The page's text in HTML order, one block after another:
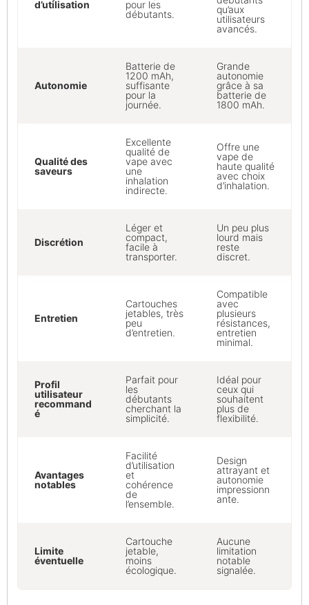
d’utilisation
pour les
débutants.
qu’aux
utilisateurs
avancés.
Autonomie
Batterie de
1200 mAh,
suffisante
pour la
journée.
Grande
autonomie
grâce à sa
batterie de
1800 mAh.
Qualité des
saveurs
Excellente
qualité de
vape avec
une
inhalation
indirecte.
Offre une
vape de
haute qualité
avec choix
d’inhalation.
Discrétion
Léger et
compact,
facile à
transporter.
Un peu plus
lourd mais
reste
discret.
Entretien
Cartouches
jetables, très
peu
d’entretien.
Compatible
avec
plusieurs
résistances,
entretien
minimal.
Profil
utilisateur
recommand
é
Parfait pour
les
débutants
cherchant la
simplicité.
Idéal pour
ceux qui
souhaitent
plus de
flexibilité.
Avantages
notables
Facilité
d’utilisation
et
cohérence
de
l’ensemble.
Design
attrayant et
autonomie
impressionn
ante.
Limite
éventuelle
Cartouche
jetable,
moins
écologique.
Aucune
limitation
notable
signalée.